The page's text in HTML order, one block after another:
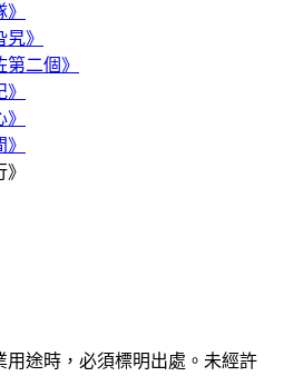
旯》
第二個》
途時，必須標明出處。未經許